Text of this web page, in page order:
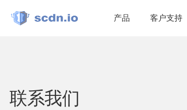
产品 客户支持
联系我们